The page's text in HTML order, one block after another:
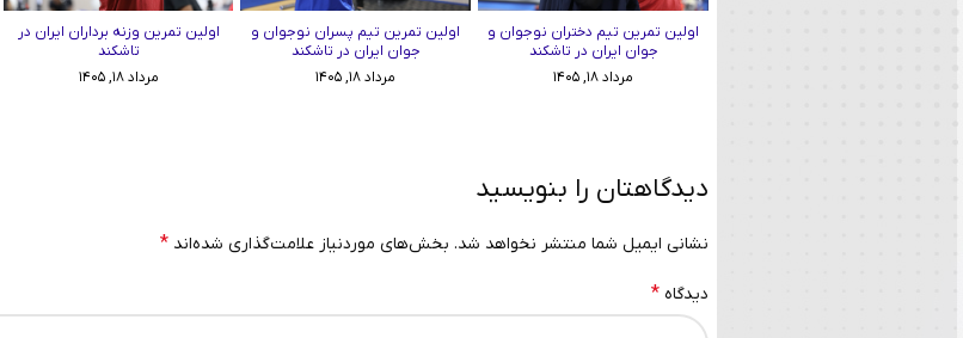
اولین تمرین تیم دختران نوجوان و
جوان ایران در تاشکند
مرداد ۱۸, ۱۴۰۵
اولین تمرین تیم پسران نوجوان و
جوان ایران در تاشکند
مرداد ۱۸, ۱۴۰۵
اولین تمرین وزنه برداران ایران در
تاشکند
مرداد ۱۸, ۱۴۰۵
دیدگاهتان را بنویسید
نشانی ایمیل شما منتشر نخواهد شد. بخش‌های موردنیاز علامت‌گذاری شده‌اند *
دیدگاه *